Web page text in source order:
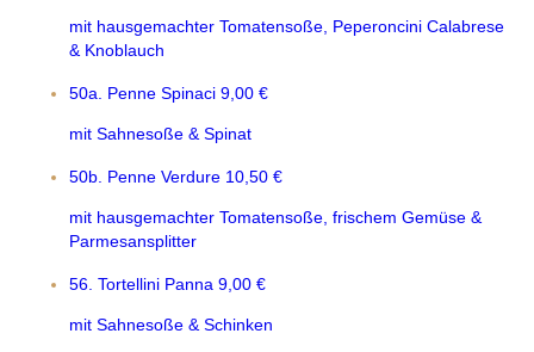
mit hausgemachter Tomatensoße, Peperoncini Calabrese
& Knoblauch
50a. Penne Spinaci 9,00 €
mit Sahnesoße & Spinat
50b. Penne Verdure 10,50 €
mit hausgemachter Tomatensoße, frischem Gemüse &
Parmesansplitter
56. Tortellini Panna 9,00 €
mit Sahnesoße & Schinken